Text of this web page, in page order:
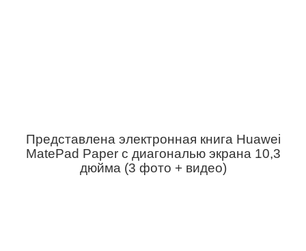
Представлена электронная книга Huawei
MatePad Paper с диагональю экрана 10,3
дюйма (3 фото + видео)